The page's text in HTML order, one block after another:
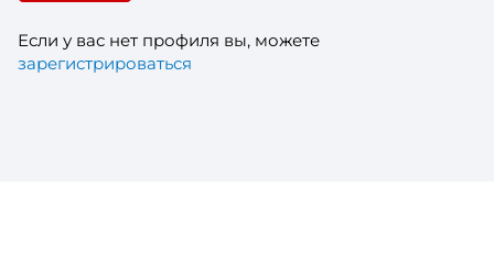
Если у вас нет профиля вы, можете
зарегистрироваться